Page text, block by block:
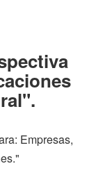
Empresas,